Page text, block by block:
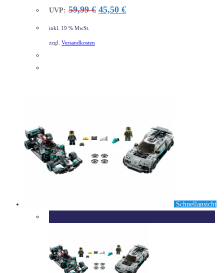
UVP: 59,99€ Ursprünglicher
Preis
45,50 €Aktueller
Preis
inkl. 19 % MwSt.
zzgl. Versandkosten
Schnellansicht